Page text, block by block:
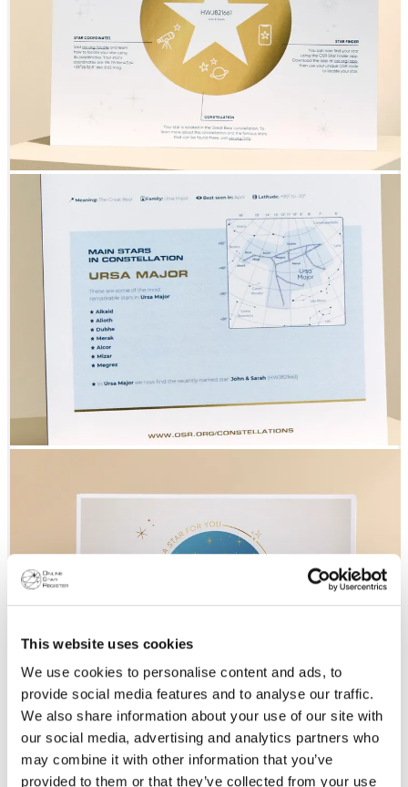
This website uses cookies
We use cookies to personalise content and ads, to
provide social media features and to analyse our traffic.
We also share information about your use of our site with
our social media, advertising and analytics partners who
may combine it with other information that you’ve
provided to them or that they’ve collected from your use